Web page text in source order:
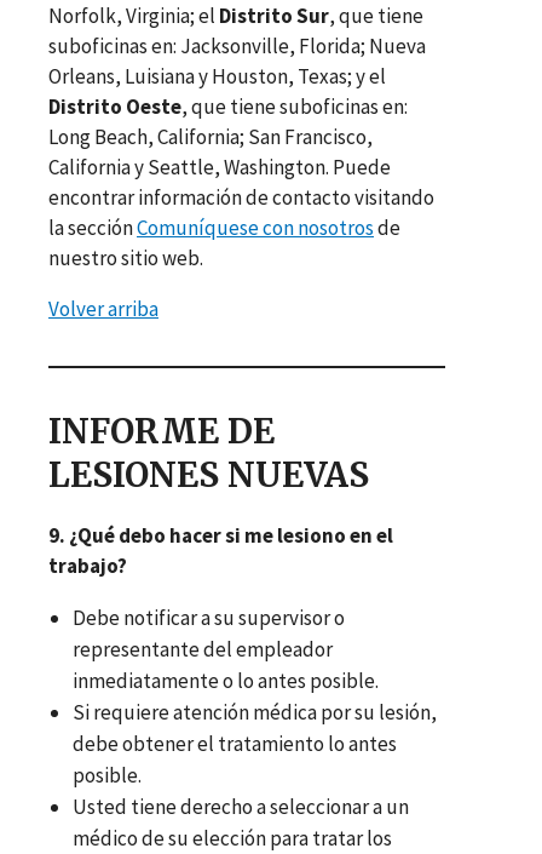
Norfolk, Virginia; el Distrito Sur, que tiene
suboficinas en: Jacksonville, Florida; Nueva
Orleans, Luisiana y Houston, Texas; y el
Distrito Oeste, que tiene suboficinas en:
Long Beach, California; San Francisco,
California y Seattle, Washington. Puede
encontrar información de contacto visitando
la secciónComuníquese con nosotrosde
nuestro sitio web.
Volver arriba
INFORME DE
LESIONES NUEVAS
9. ¿Qué debo hacer si me lesiono en el
trabajo?
Debe notificar a su supervisor o
representante del empleador
inmediatamente o lo antes posible.
Si requiere atención médica por su lesión,
debe obtener el tratamiento lo antes
posible.
Usted tiene derecho a seleccionar a un
médico de su elección para tratar los